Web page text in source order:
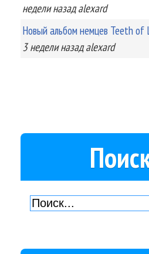
неделиназад alexard
Новый альбом немцев Teeth of
3 неделиназад alexard